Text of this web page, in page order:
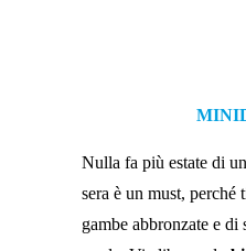
Nulla fa più estate di
sera è un must, perché
gambe abbronzate e di